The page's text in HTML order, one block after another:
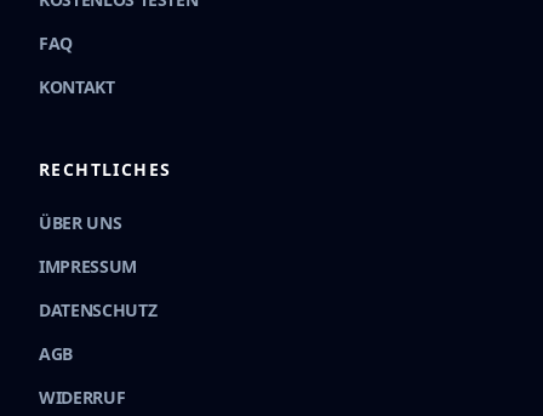
FAQ
KONTAKT
RECHTLICHES
ÜBER UNS
IMPRESSUM
DATENSCHUTZ
AGB
WIDERRUF